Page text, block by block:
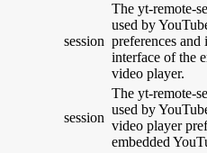
session
The yt-remote-
used by
preferences
interface of the
video player.
session
The yt-remote-
used by
video player
embedded